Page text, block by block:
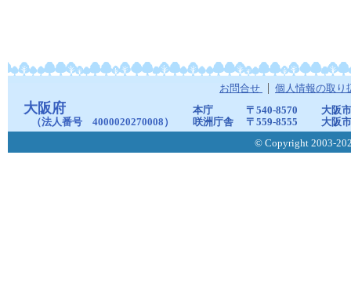
お問合せ 個人情報の取り
大阪府
（法人番号 4000020270008）
本庁 〒540-8570
大阪
咲洲庁舎
〒559-8555
大阪
© Copyright 2003-